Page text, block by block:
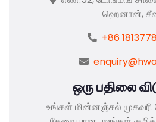
ஹெனான்,
+86
ஒரு பதிலை
உங்கள் மின்னஞ்சல் முகவரி